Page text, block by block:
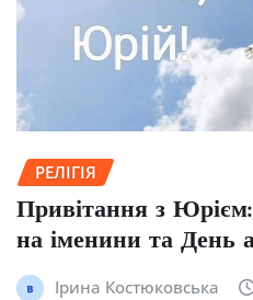
РЕЛІГІЯ
Привітання з
на іменини та День
Ірина Костюковська